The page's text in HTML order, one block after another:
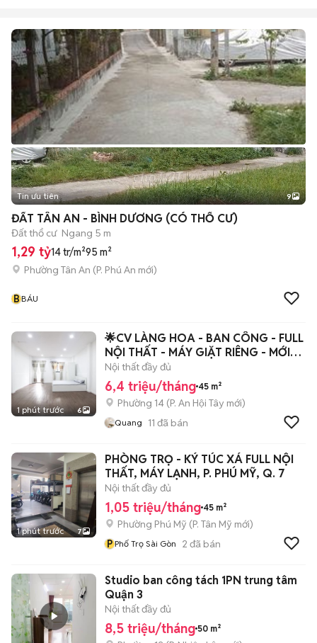
+2
Tin ưu tiên 9
ĐẤT TÂN AN - BÌNH DƯƠNG (CÓ THỔ CƯ)
Đất thổ cư Ngang 5 m
1,29 tỷ14 tr/m²95 m²
Phường Tân An (P. Phú An mới)
BBÁU
1 phút trước 6
🌟CV LÀNG HOA - BAN CÔNG - FULL
NỘI THẤT - MÁY GIẶT RIÊNG - MỚI
100%
Nội thất đầy đủ
6,4 triệu/tháng 45 m²
Phường 14 (P. An Hội Tây mới)
Quang 11 đã bán
1 phút trước 7
PHÒNG TRỌ - KÝ TÚC XÁ FULL NỘI
THẤT, MÁY LẠNH, P. PHÚ MỸ, Q. 7
Nội thất đầy đủ
1,05 triệu/tháng 45 m²
Phường Phú Mỹ (P. Tân Mỹ mới)
P Phố Trọ Sài Gòn 2 đã bán
Studio ban công tách 1PN trung tâm
Quận 3
Nội thất đầy đủ
8,5 triệu/tháng 50 m²